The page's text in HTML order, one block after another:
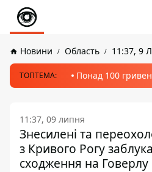
Новини Область 11:37, 9
ТОПТЕМА: Понад 100
11:37, 09 липня
Знесилені та
з Кривого Рогу
сходження на Говерлу